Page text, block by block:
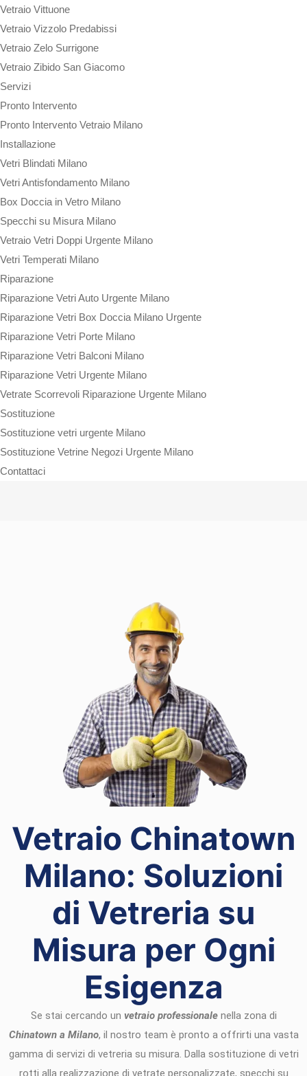
Vetraio Vittuone
Vetraio Vizzolo Predabissi
Vetraio Zelo Surrigone
Vetraio Zibido San Giacomo
Servizi
Pronto Intervento
Pronto Intervento Vetraio Milano
Installazione
Vetri Blindati Milano
Vetri Antisfondamento Milano
Box Doccia in Vetro Milano
Specchi su Misura Milano
Vetraio Vetri Doppi Urgente Milano
Vetri Temperati Milano
Riparazione
Riparazione Vetri Auto Urgente Milano
Riparazione Vetri Box Doccia Milano Urgente
Riparazione Vetri Porte Milano
Riparazione Vetri Balconi Milano
Riparazione Vetri Urgente Milano
Vetrate Scorrevoli Riparazione Urgente Milano
Sostituzione
Sostituzione vetri urgente Milano
Sostituzione Vetrine Negozi Urgente Milano
Contattaci
Vetraio Chinatown
Milano: Soluzioni
di Vetreria su
Misura per Ogni
Esigenza
Se stai cercando un vetraio professionalenella zona di
Chinatown a Milano, il nostro team è pronto a offrirti una vasta
gamma di servizi di vetreria su misura. Dalla sostituzione di vetri
rotti alla realizzazione di vetrate personalizzate, specchi su